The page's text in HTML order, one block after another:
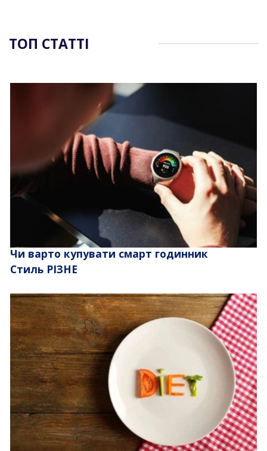
ТОП СТАТТІ
Чи варто купувати смарт годинник
Стиль РІЗНЕ